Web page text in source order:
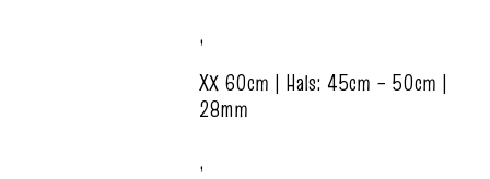
,
XX 60cm | Hals: 45cm – 50cm |
28mm
,